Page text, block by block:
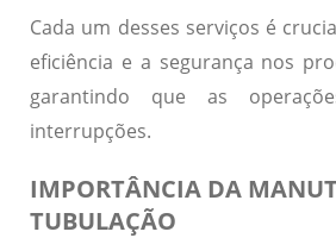
Cada um desses serviços é
eficiência e a segurança nos
garantindo que as
interrupções.
IMPORTÂNCIA DA
TUBULAÇÃO